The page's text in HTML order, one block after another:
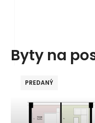
Byty na
PREDANÝ